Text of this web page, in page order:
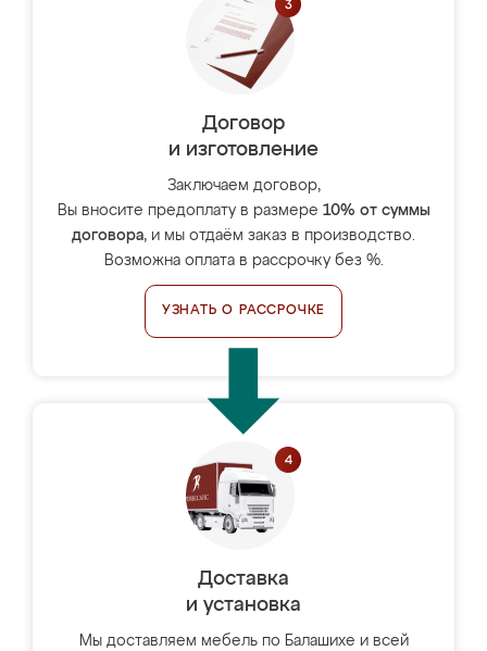
Договор
и изготовление
Заключаем договор,
Вы вносите предоплату в размере 10% от суммы
договора, и мы отдаём заказ в производство.
Возможна оплата в рассрочку без %.
УЗНАТЬ О РАССРОЧКЕ
Доставка
и установка
Мы доставляем мебель по Балашихе и всей